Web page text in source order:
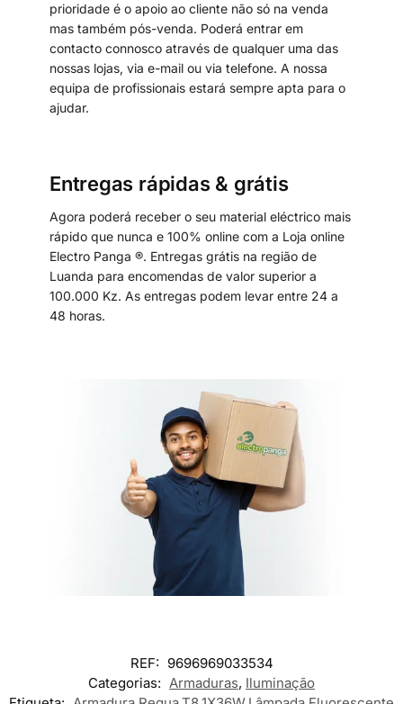
prioridade é o apoio ao cliente não só na venda
mas também pós-venda. Poderá entrar em
contacto connosco através de qualquer uma das
nossas lojas, via e-mail ou via telefone. A nossa
equipa de profissionais estará sempre apta para o
ajudar.
Entregas rápidas & grátis
Agora poderá receber o seu material eléctrico mais
rápido que nunca e 100% online com a Loja online
Electro Panga ®. Entregas grátis na região de
Luanda para encomendas de valor superior a
100.000 Kz. As entregas podem levar entre 24 a
48 horas.
REF: 9696969033534
Categorias: Armaduras, Iluminação